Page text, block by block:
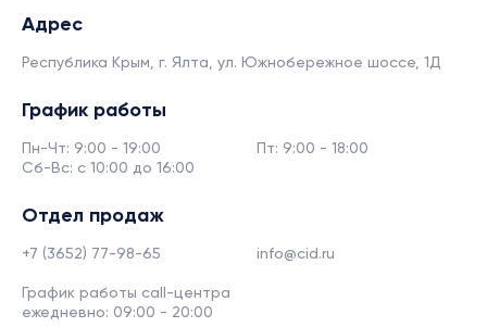
Адрес
Республика Крым, г. Ялта, ул. Южнобережное шоссе, 1Д
График работы
Пн-Чт: 9:00 - 19:00
Пт: 9:00 - 18:00
Сб-Вс: с 10:00 до 16:00
Отдел продаж
+7 (3652) 77-98-65 info@cid.ru
График работы call-центра
ежедневно: 09:00 - 20:00